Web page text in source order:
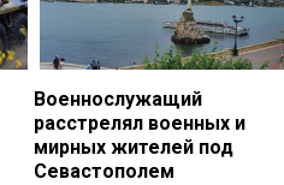
Военнослужащий
расстрелял военных и
мирных жителей под
Севастополем